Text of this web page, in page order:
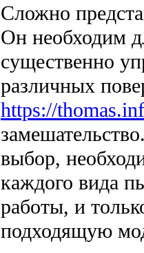
Сложно
Он необходим
существенно
различных
https://
выбор,
каждого вида
работы, и
подходящую